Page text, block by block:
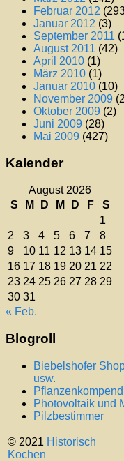
Februar 2012
Januar 2012 (3)
September 2011
August 2011 (42)
April 2010 (1)
März 2010 (1)
Januar 2010 (10)
November 2009
Oktober 2009 (2)
Juni 2009 (28)
Mai 2009 (427)
Kalender
August 2026
S
M D M D F
S
1
2
3 4 5 6 7
8
9
10 11 12 13 14 15
16 17 18 19 20 21 22
23 24 25 26 27 28 29
30 31
« Feb.
Blogroll
Biebelshofer
usw.
Photovoltaik und
Pilzbestimmer
© 2021 Historisch
Kochen